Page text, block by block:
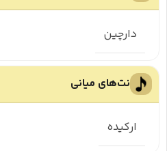
دارچین
نت‌های میانی
ارکیده